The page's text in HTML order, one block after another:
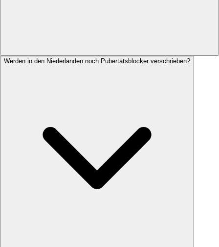
Werden in den Niederlanden noch Pubertätsblocker verschrieben?